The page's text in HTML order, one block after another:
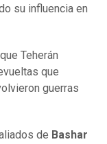
su influencia en
Teherán
que
guerras
de Bashar